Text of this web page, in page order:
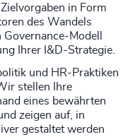
in Form
des Wandels
Modell
Ihrer I&D-Strategie.
und HR-Praktiken
stellen Ihre
eines bewährten
zeigen auf, in
gestaltet werden